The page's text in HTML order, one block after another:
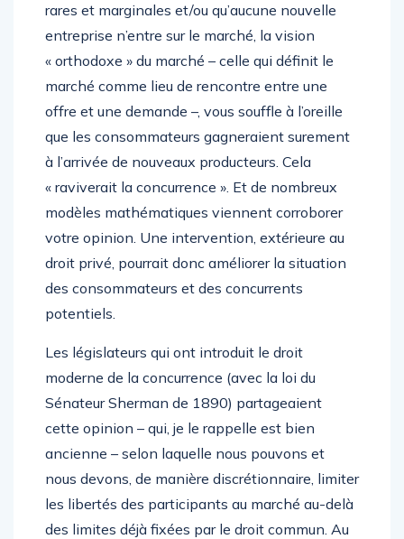
rares et marginales et/ou qu’aucune nouvelle
entreprise n’entre sur le marché, la vision
« orthodoxe » du marché – celle qui définit le
marché comme lieu de rencontre entre une
offre et une demande –, vous souffle à l’oreille
que les consommateurs gagneraient surement
à l’arrivée de nouveaux producteurs. Cela
« raviverait la concurrence ». Et de nombreux
modèles mathématiques viennent corroborer
votre opinion. Une intervention, extérieure au
droit privé, pourrait donc améliorer la situation
des consommateurs et des concurrents
potentiels.
Les législateurs qui ont introduit le droit
moderne de la concurrence (avec la loi du
Sénateur Sherman de 1890) partageaient
cette opinion – qui, je le rappelle est bien
ancienne – selon laquelle nous pouvons et
nous devons, de manière discrétionnaire, limiter
les libertés des participants au marché au-delà
des limites déjà fixées par le droit commun. Au